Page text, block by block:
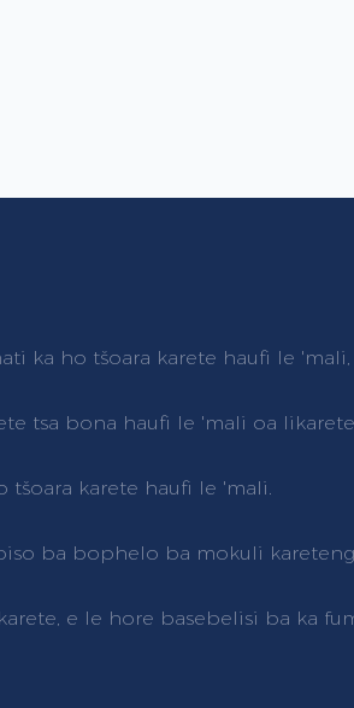
ka ho tšoara karete haufi le
tsa bona haufi le 'mali oa
karete haufi le 'mali.
ba bophelo ba mokuli
e le hore basebelisi ba ka